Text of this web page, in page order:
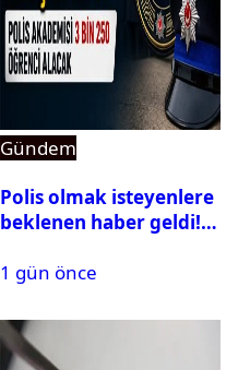
Gündem
Polis olmak isteyenlere
beklenen haber geldi!
1 gün önce